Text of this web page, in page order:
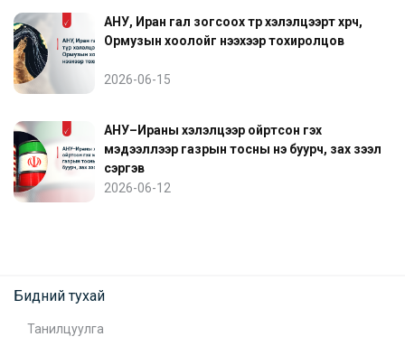
АНУ, Иран гал зогсоох түр хэлэлцээрт хүрч,
Ормузын хоолойг нээхээр тохиролцов
2026-06-15
АНУ–Ираны хэлэлцээр ойртсон гэх
мэдээллээр газрын тосны үнэ буурч, зах зээл
сэргэв
2026-06-12
Бидний тухай
Танилцуулга